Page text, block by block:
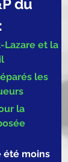
du
Lazare et la
les
la
été moins